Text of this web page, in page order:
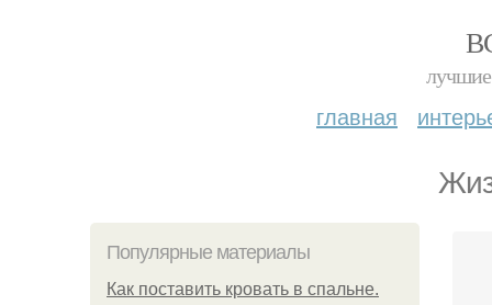
лучшие
главная
Популярные материалы
Как поставить кровать в спальне.